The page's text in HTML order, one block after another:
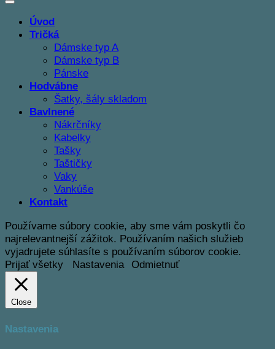
Úvod
Tričká
Dámske typ A
Dámske typ B
Pánske
Hodvábne
Šatky, šály skladom
Bavlnené
Nákrčníky
Kabelky
Tašky
Taštičky
Vaky
Vankúše
Kontakt
Používame súbory cookie, aby sme vám poskytli čo
najrelevantnejší zážitok. Používaním našich služieb
vyjadrujete súhlasíte s používaním súborov cookie.
Prijať všetky
Nastavenia Odmietnuť
Close
Nastavenia